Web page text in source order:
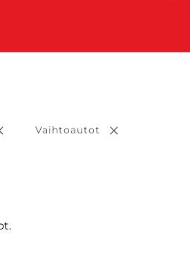
Poista valinta
Vaihtoautot Poista valinta